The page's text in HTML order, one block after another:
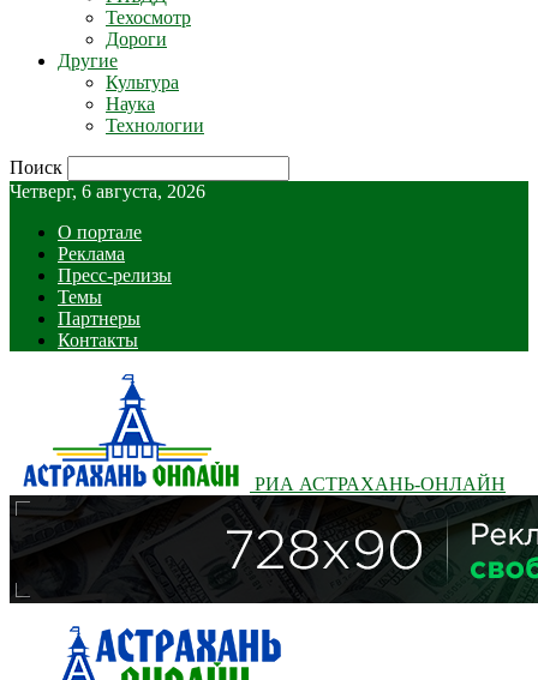
Техосмотр
Дороги
Другие
Культура
Наука
Технологии
Поиск
Четверг, 6 августа, 2026
О портале
Реклама
Пресс-релизы
Темы
Партнеры
Контакты
РИА АСТРАХАНЬ-ОНЛАЙН